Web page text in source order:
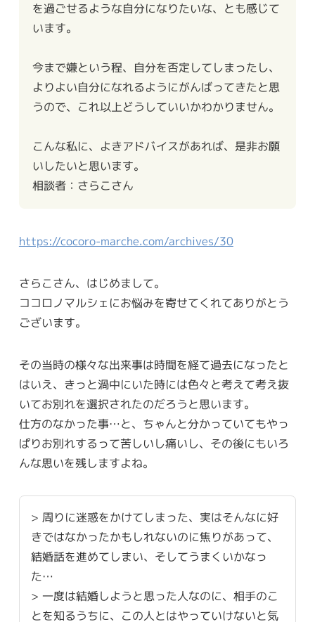
を過ごせるような自分になりたいな、とも感じて
います。
今まで嫌という程、自分を否定してしまったし、
よりよい自分になれるようにがんばってきたと思
うので、これ以上どうしていいかわかりません。
こんな私に、よきアドバイスがあれば、是非お願
いしたいと思います。
相談者：さらこさん
https://cocoro-marche.com/archives/30
さらこさん、はじめまして。
ココロノマルシェにお悩みを寄せてくれてありがとう
ございます。
その当時の様々な出来事は時間を経て過去になったと
はいえ、きっと渦中にいた時には色々と考えて考え抜
いてお別れを選択されたのだろうと思います。
仕方のなかった事…と、ちゃんと分かっていてもやっ
ぱりお別れするって苦しいし痛いし、その後にもいろ
んな思いを残しますよね。
> 周りに迷惑をかけてしまった、実はそんなに好
きではなかったかもしれないのに焦りがあって、
結婚話を進めてしまい、そしてうまくいかなっ
た…
> 一度は結婚しようと思った人なのに、相手のこ
とを知るうちに、この人とはやっていけないと気